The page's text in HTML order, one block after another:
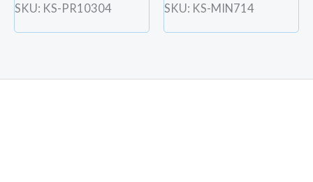
SKU: KS-PR10304 SKU: KS-MIN714